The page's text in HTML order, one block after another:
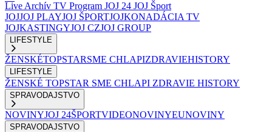
Live Archív TV Program JOJ 24 JOJ Šport
JOJJOJ PLAYJOJ ŠPORTJOJKONADÁCIA TV
JOJKASTINGYJOJ CZJOJ GROUP
LIFESTYLE
ŽENSKÉTOPSTARSME CHLAPIZDRAVIEHISTORY
LIFESTYLE
ŽENSKÉ TOPSTAR SME CHLAPI ZDRAVIE HISTORY
SPRAVODAJSTVO
NOVINYJOJ 24ŠPORTVIDEONOVINYEUNOVINY
SPRAVODAJSTVO